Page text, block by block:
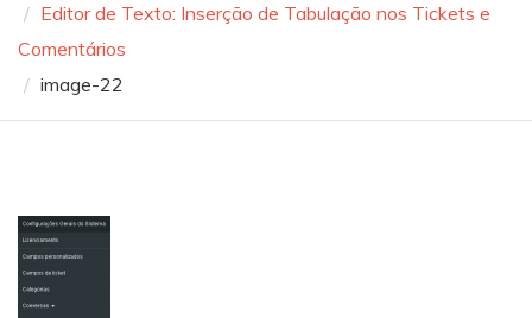
Editor de Texto: Inserção de Tabulação nos Tickets e
Comentários
image-22